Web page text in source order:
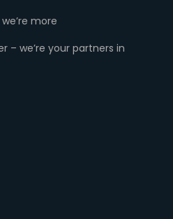
more
– we’re your partners in